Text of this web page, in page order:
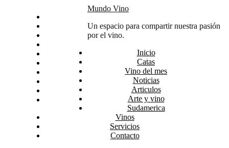
Arte y vino
Sudamerica
Mundo Vino
Un espacio para compartir nuestra pasión
por el vino.
Inicio
Catas
Vino del mes
Noticias
Articulos
Arte y vino
Sudamerica
Vinos
Servicios
Contacto